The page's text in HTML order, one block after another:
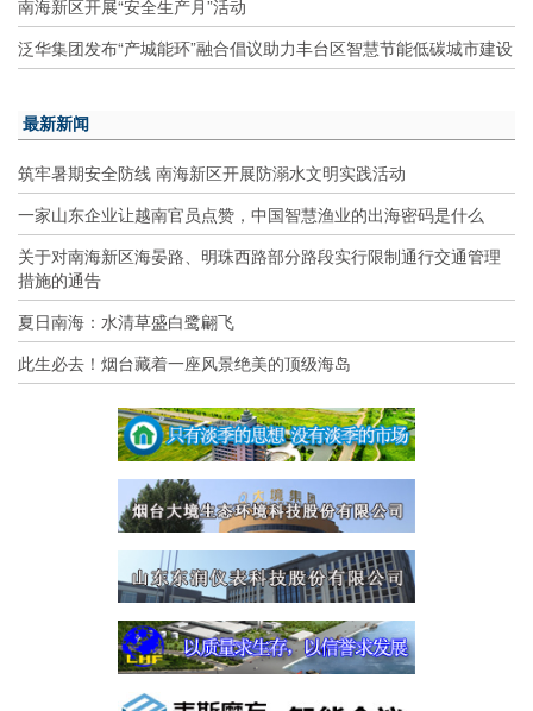
南海新区开展“安全生产月”活动
泛华集团发布“产城能环”融合倡议助力丰台区智慧节能低碳城市建设
最新新闻
筑牢暑期安全防线 南海新区开展防溺水文明实践活动
一家山东企业让越南官员点赞，中国智慧渔业的出海密码是什么
关于对南海新区海晏路、明珠西路部分路段实行限制通行交通管理
措施的通告
夏日南海：水清草盛白鹭翩飞
此生必去！烟台藏着一座风景绝美的顶级海岛